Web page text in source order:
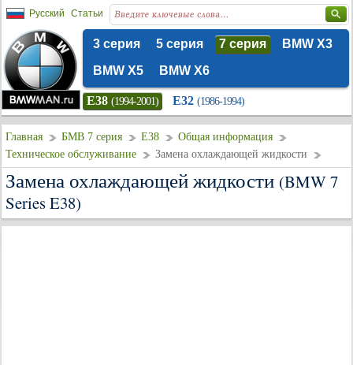
Русский Статьи
3 серия 5 серия 7 серия
BMW X3
BMW X5
BMW X6
E38 (1994-2001) E32 (1986-1994)
Главная БМВ 7 серия E38
Общая информация
Техническое обслуживание
Замена охлаждающей жидкости
Замена охлаждающей жидкости (BMW 7
Series E38)